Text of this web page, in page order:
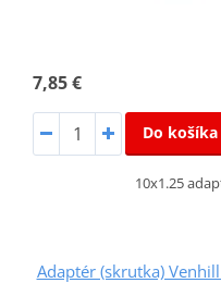
7,85 €
Do košíka
10x1.25
Adaptér (skrutka) Venhill